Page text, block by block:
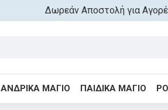
Δωρεάν Αποστολή για
ΑΝΔΡΙΚΆ ΜΑΓΙΌ ΠΑΙΔΙΚΆ ΜΑΓΙΌ